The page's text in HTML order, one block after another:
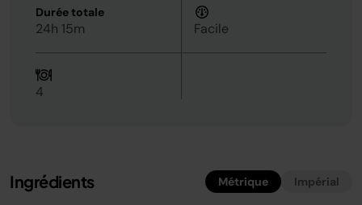
Durée totale
24h 15m Facile
4
Ingrédients Métrique Impérial